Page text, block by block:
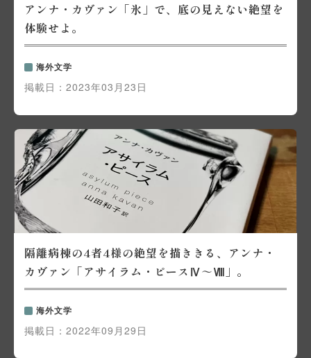
アンナ・カヴァン「氷」で、底の見えない絶望を
体験せよ。
海外文学
掲載日： 2023年03月23日
隔離病棟の4者4様の絶望を描ききる、アンナ・
カヴァン「アサイラム・ピースⅣ～Ⅷ」。
海外文学
掲載日： 2022年09月29日